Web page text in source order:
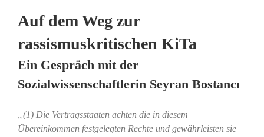
Auf dem Weg zur
rassismuskritischen KiTa
Ein Gespräch mit der
Sozialwissenschaftlerin Seyran Bostancı
„(1) Die Vertragsstaaten achten die in diesem
Übereinkommen festgelegten Rechte und gewährleisten sie